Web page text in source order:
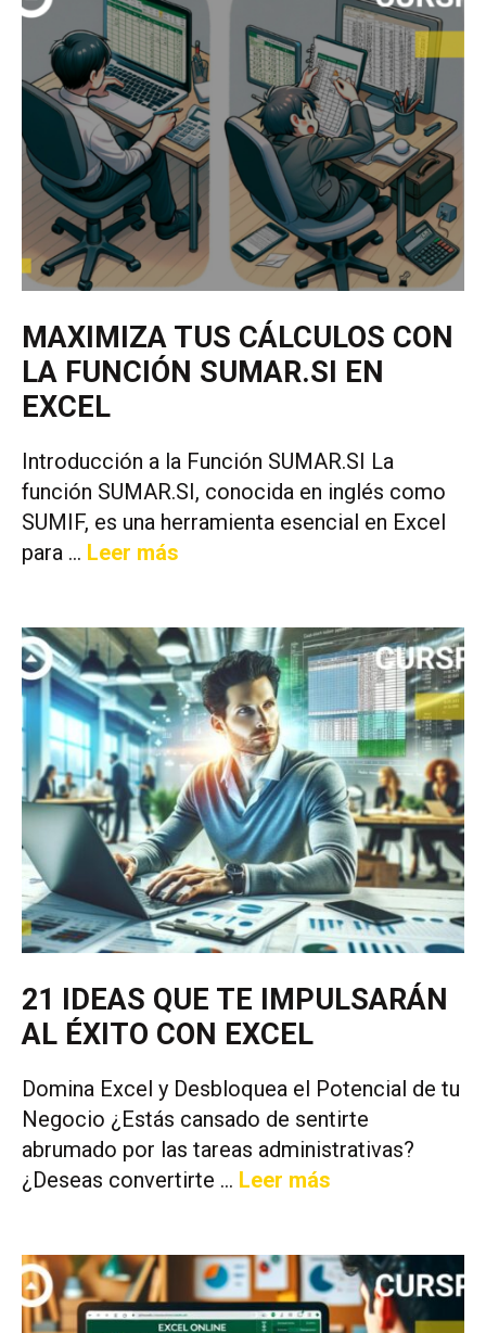
MAXIMIZA TUS CÁLCULOS CON
LA FUNCIÓN SUMAR.SI EN
EXCEL
Introducción a la Función SUMAR.SI La
función SUMAR.SI, conocida en inglés como
SUMIF, es una herramienta esencial en Excel
para … Leer más
21 IDEAS QUE TE IMPULSARÁN
AL ÉXITO CON EXCEL
Domina Excel y Desbloquea el Potencial de tu
Negocio ¿Estás cansado de sentirte
abrumado por las tareas administrativas?
¿Deseas convertirte … Leer más